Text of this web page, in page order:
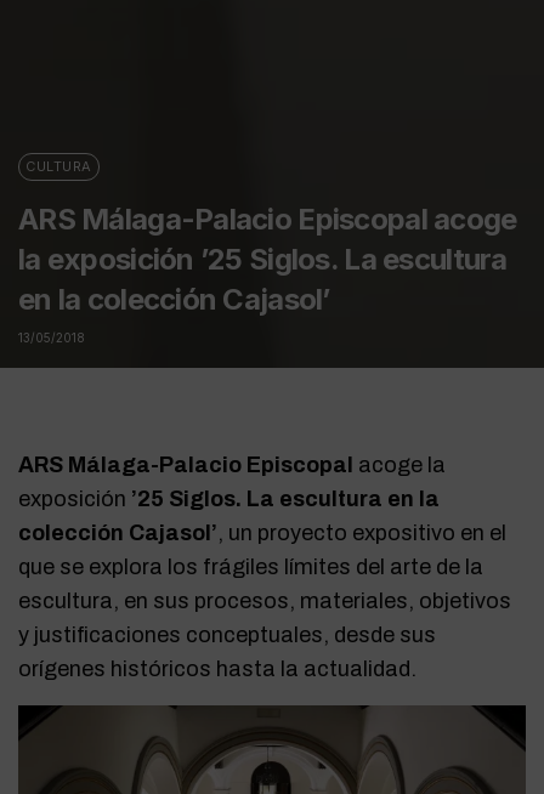
CULTURA
ARS Málaga-Palacio Episcopal acoge
la exposición ’25 Siglos. La escultura
en la colección Cajasol’
13/05/2018
ARS Málaga-Palacio Episcopal acoge la
exposición ’25 Siglos. La escultura en la
colección Cajasol’, un proyecto expositivo en el
que se explora los frágiles límites del arte de la
escultura, en sus procesos, materiales, objetivos
y justificaciones conceptuales, desde sus
orígenes históricos hasta la actualidad.